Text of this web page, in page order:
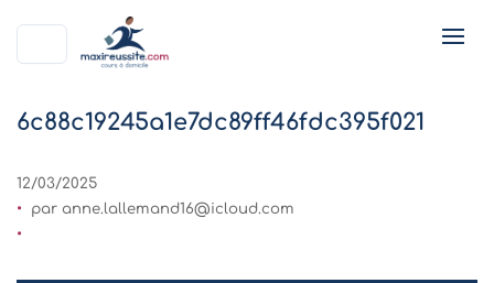
6c88c19245a1e7dc89ff46fdc395f021
12/03/2025
par anne.lallemand16@icloud.com